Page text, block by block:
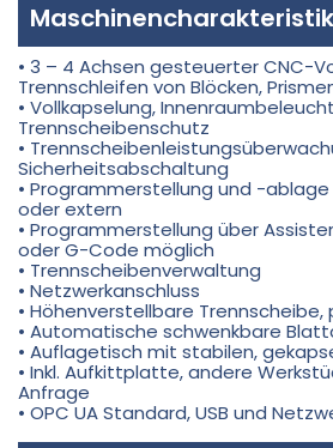
• 3 – 4 Achsen gesteuerter CNC-
Trennschleifen von Blöcken,
• Vollkapselung,
Trennscheibenschutz
•
Sicherheitsabschaltung
• Programmerstellung und -ablage
oder extern
• Programmerstellung über
oder G-Code möglich
• Trennscheibenverwaltung
• Netzwerkanschluss
• Höhenverstellbare
• Automatische schwenkbare
• Auflagetisch mit stabilen,
• Inkl. Aufkittplatte, andere
Anfrage
• OPC UA Standard, USB und